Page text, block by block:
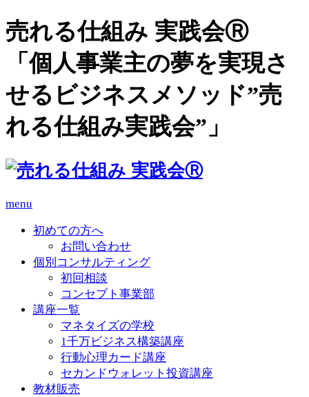
売れる仕組み 実践会Ⓡ
「個人事業主の夢を実現さ
せるビジネスメソッド”売
れる仕組み実践会”」
menu
初めての方へ
お問い合わせ
個別コンサルティング
初回相談
コンセプト事業部
講座一覧
マネタイズの学校
1千万ビジネス構築講座
行動心理カード講座
セカンドウォレット投資講座
教材販売